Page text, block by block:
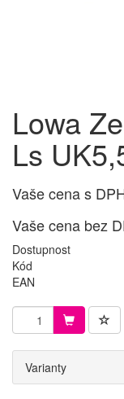
Lowa
Ls
Vaše cena s
Vaše cena bez
Dostupnost
Kód
EAN
Varianty